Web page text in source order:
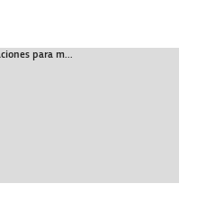
para m...